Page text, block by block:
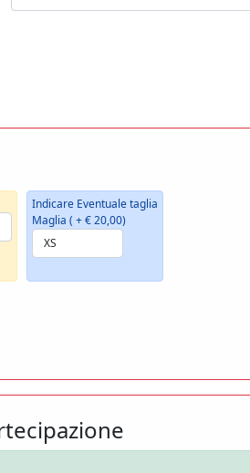
Indicare Eventuale taglia
Maglia ( + € 20,00)